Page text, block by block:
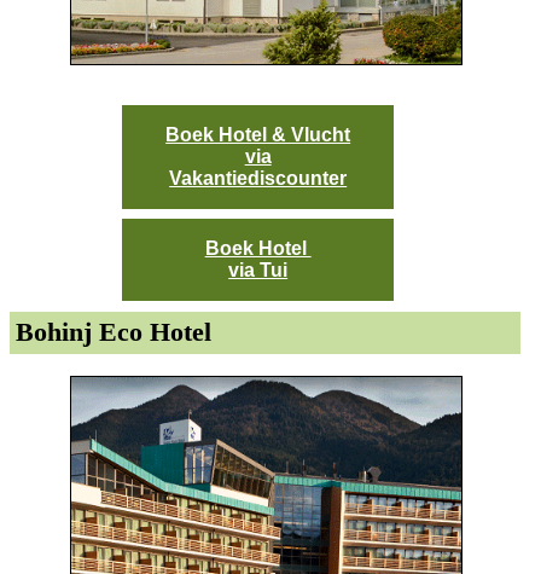
Boek Hotel & Vlucht
via
Vakantiediscounter
Boek Hotel
via Tui
Bohinj Eco Hotel